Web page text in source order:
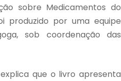
sobre Medicamentos do
produzido por uma equipe
sob coordenação das
que o livro apresenta